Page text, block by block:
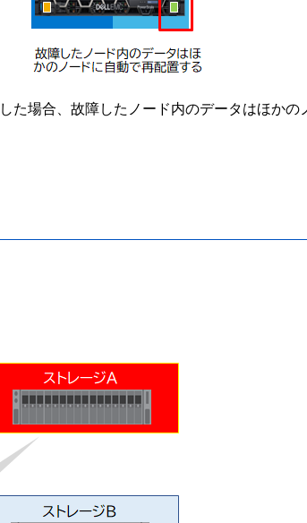
場合、故障したノード内のデータはほかの